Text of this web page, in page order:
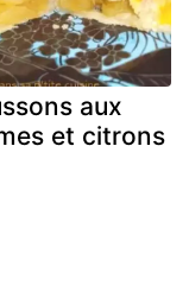
aux
et citrons